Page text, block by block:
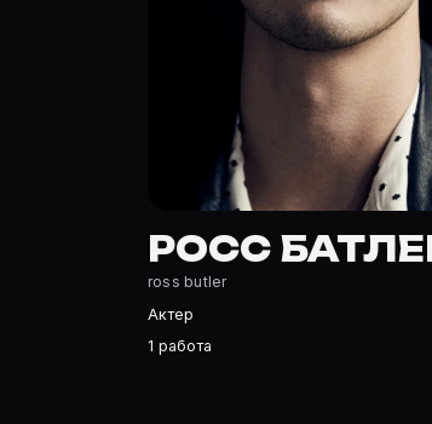
Росс Бутлер — Актер. Биография и роли на
Где открыть фильмографию Росс Бутлер?
На Movie Planner: https://movie-planner.ru/
РОСС
ross butler
Актер
1 работа